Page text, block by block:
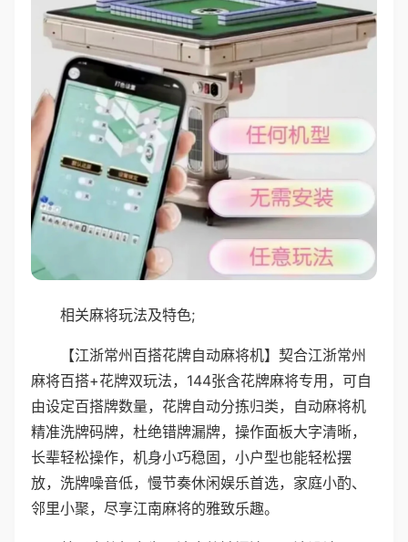
相关麻将玩法及特色;
【江浙常州百搭花牌自动麻将机】契合江浙常州
麻将百搭+花牌双玩法，144张含花牌麻将专用，可自
由设定百搭牌数量，花牌自动分拣归类，自动麻将机
精准洗牌码牌，杜绝错牌漏牌，操作面板大字清晰，
长辈轻松操作，机身小巧稳固，小户型也能轻松摆
放，洗牌噪音低，慢节奏休闲娱乐首选，家庭小酌、
邻里小聚，尽享江南麻将的雅致乐趣。